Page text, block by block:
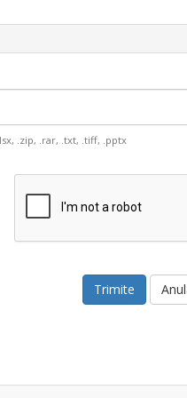
.zip, .rar, .txt, .tiff, .pptx